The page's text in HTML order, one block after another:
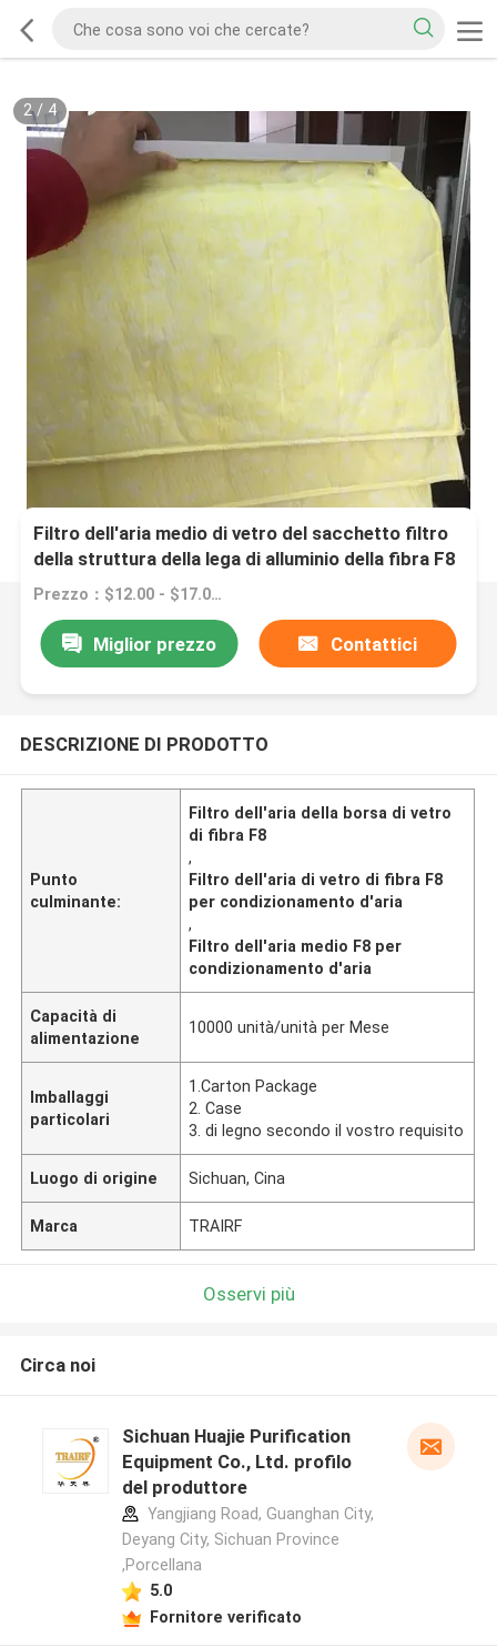
2/ 4
Filtro dell'aria medio di vetro del sacchetto filtro
della struttura della lega di alluminio della fibra F8
per condizionamento d'aria
Prezzo：$12.00 - $17.00/pieces
Miglior prezzo Contattici
DESCRIZIONE DI PRODOTTO
Punto
culminante:
Filtro dell'aria della borsa di vetro
di fibra F8
,
Filtro dell'aria di vetro di fibra F8
per condizionamento d'aria
,
Filtro dell'aria medio F8 per
condizionamento d'aria
Capacità di
alimentazione
10000 unità/unità per Mese
Imballaggi
particolari
1.Carton Package
2. Case
3. di legno secondo il vostro requisito
Luogo di origine Sichuan, Cina
Marca TRAIRF
Osservi più
Circa noi
Sichuan Huajie Purification
Equipment Co., Ltd. profilo
del produttore
Yangjiang Road, Guanghan City,
Deyang City, Sichuan Province
,Porcellana
5.0
Fornitore verificato